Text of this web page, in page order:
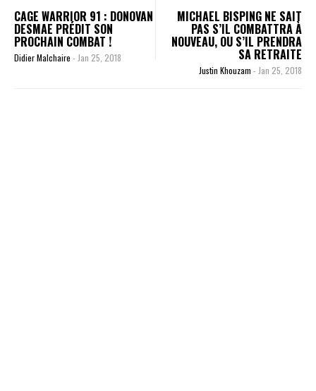
CAGE WARRIOR 91 : DONOVAN
DESMAE PRÉDIT SON
PROCHAIN COMBAT !
Didier Malchaire - Jan 25, 2018
MICHAEL BISPING NE SAIT
PAS S’IL COMBATTRA À
NOUVEAU, OU S’IL PRENDRA
SA RETRAITE
Justin Khouzam - Jan 25, 2018